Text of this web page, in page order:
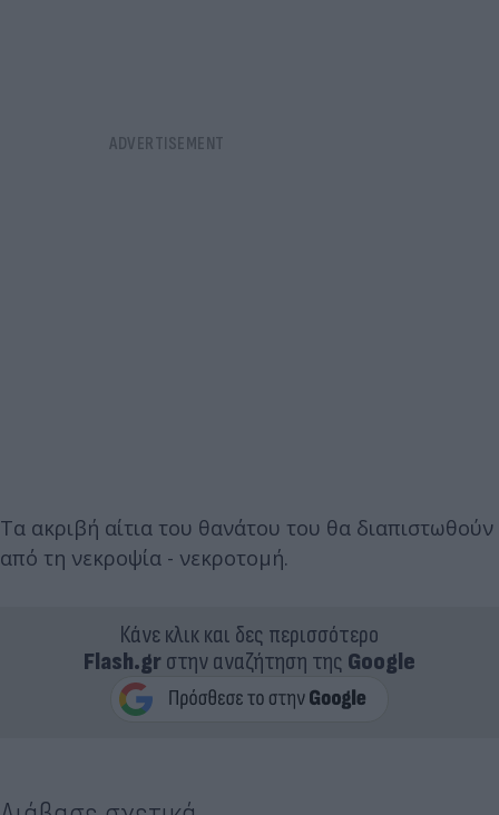
Τα ακριβή αίτια του θανάτου του θα διαπιστωθούν
από τη νεκροψία - νεκροτομή.
Κάνε κλικ και δες περισσότερο
Flash.grστην αναζήτηση της Google